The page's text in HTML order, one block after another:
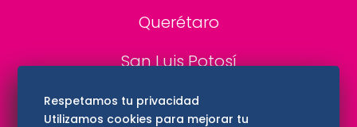
Querétaro
San Luis Potosí
Edomex
Respetamos tu privacidad
Utilizamos cookies para mejorar tu